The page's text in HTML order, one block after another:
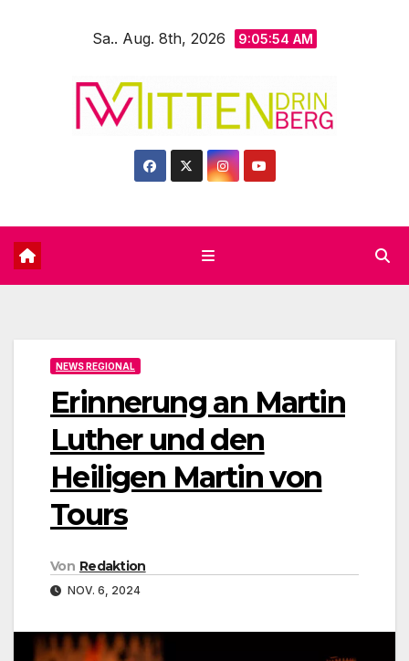
Sa.. Aug. 8th, 2026 9:05:56 AM
NEWS REGIONAL
Erinnerung an Martin
Luther und den
Heiligen Martin von
Tours
Von Redaktion
NOV. 6, 2024